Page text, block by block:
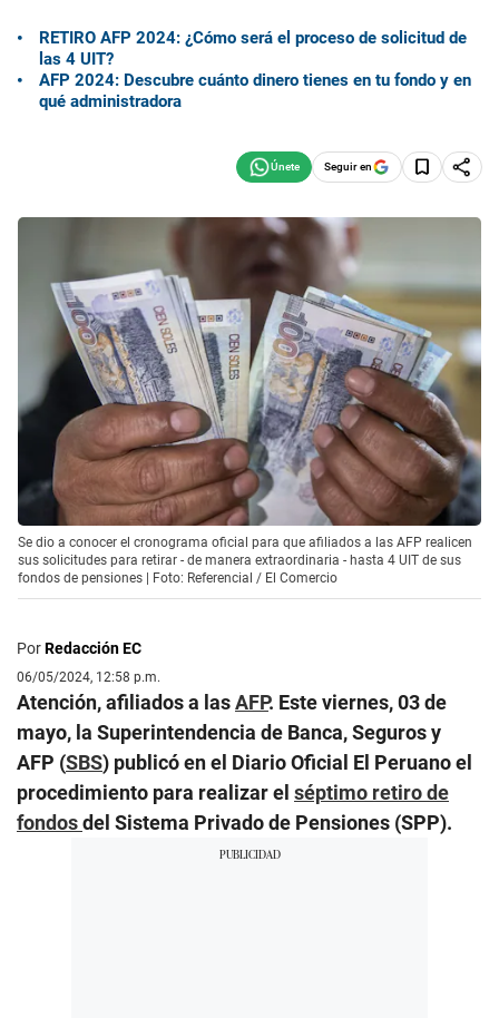
RETIRO AFP 2024: ¿Cómo será el proceso de solicitud de
las 4 UIT?
AFP 2024: Descubre cuánto dinero tienes en tu fondo y en
qué administradora
Seguir en
Se dio a conocer el cronograma oficial para que afiliados a las AFP realicen
sus solicitudes para retirar - de manera extraordinaria - hasta 4 UIT de sus
fondos de pensiones | Foto: Referencial / El Comercio
PorRedacción EC
06/05/2024, 12:58 p.m.
Atención, afiliados a lasAFP. Este viernes, 03 de
mayo, la Superintendencia de Banca, Seguros y
AFP (SBS) publicó en el Diario Oficial El Peruano el
procedimiento para realizar el séptimo retiro de
fondosdel Sistema Privado de Pensiones (SPP).